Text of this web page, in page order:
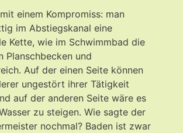
einem Kompromiss: man
im Abstiegskanal eine
Kette, wie im Schwimmbad die
Planschbecken und
Auf der einen Seite können
ungestört ihrer Tätigkeit
auf der anderen Seite wäre es
zu steigen. Wie sagte der
nochmal? Baden ist zwar